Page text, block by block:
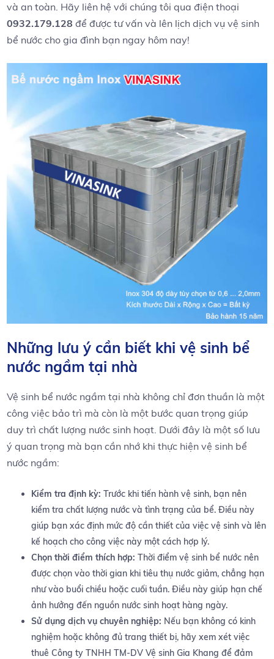
và an ⁢toàn. Hãy liên hệ với⁢ chúng tôi qua điện thoại‍
0932.179.128 để được tư vấn và lên lịch dịch vụ vệ sinh
bể nước ⁢cho‌ gia ⁤đình bạn ngay hôm ⁣nay!
Những lưu ý cần biết khi vệ ​sinh bể
nước ngầm tại nhà
Vệ⁢ sinh bể nước ngầm tại nhà không chỉ đơn thuần ⁣là ⁤một
công việc bảo trì‍ mà còn là một bước quan trọng giúp
duy trì chất lượng nước sinh​ hoạt. Dưới đây‌ là​ một​ số lưu
ý quan trọng mà bạn cần nhớ khi thực hiện vệ sinh bể
nước ngầm:
Kiểm⁤ tra định⁣ kỳ: ⁢Trước khi tiến hành vệ ‍sinh, bạn nên⁤
kiểm tra chất lượng ⁢nước và tình trạng của​ bể. Điều này
⁢giúp bạn xác định mức độ cần ⁤thiết⁣ của việc vệ ‍sinh và lên
kế hoạch ‌cho công việc này một cách hợp lý.
Chọn thời điểm ⁢thích hợp: Thời điểm⁣ vệ‌ sinh bể nước nên
‍được⁤ chọn ‌vào thời ‌gian khi⁤ tiêu thụ nước giảm,⁤ chẳng hạn
như vào ‌buổi chiều hoặc cuối tuần. Điều này giúp ⁤hạn ⁤chế
ảnh hưởng đến nguồn nước sinh hoạt hàng ngày.
Sử dụng dịch‌ vụ chuyên nghiệp: Nếu bạn không có kinh​
nghiệm ⁢hoặc không đủ trang ⁣thiết bị, ​hãy xem xét ‍việc
thuê Công ty TNHH TM-DV Vệ sinh⁣ Gia Khang⁢ để đảm